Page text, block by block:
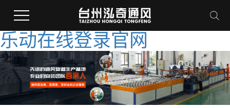
乐动在线登录官网